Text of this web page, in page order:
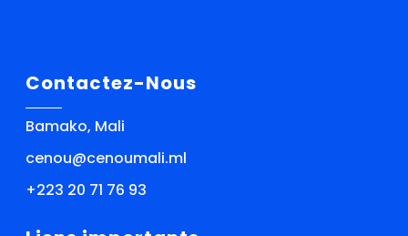
Contactez-Nous
Bamako, Mali
cenou@cenoumali.ml
+223 20 71 76 93